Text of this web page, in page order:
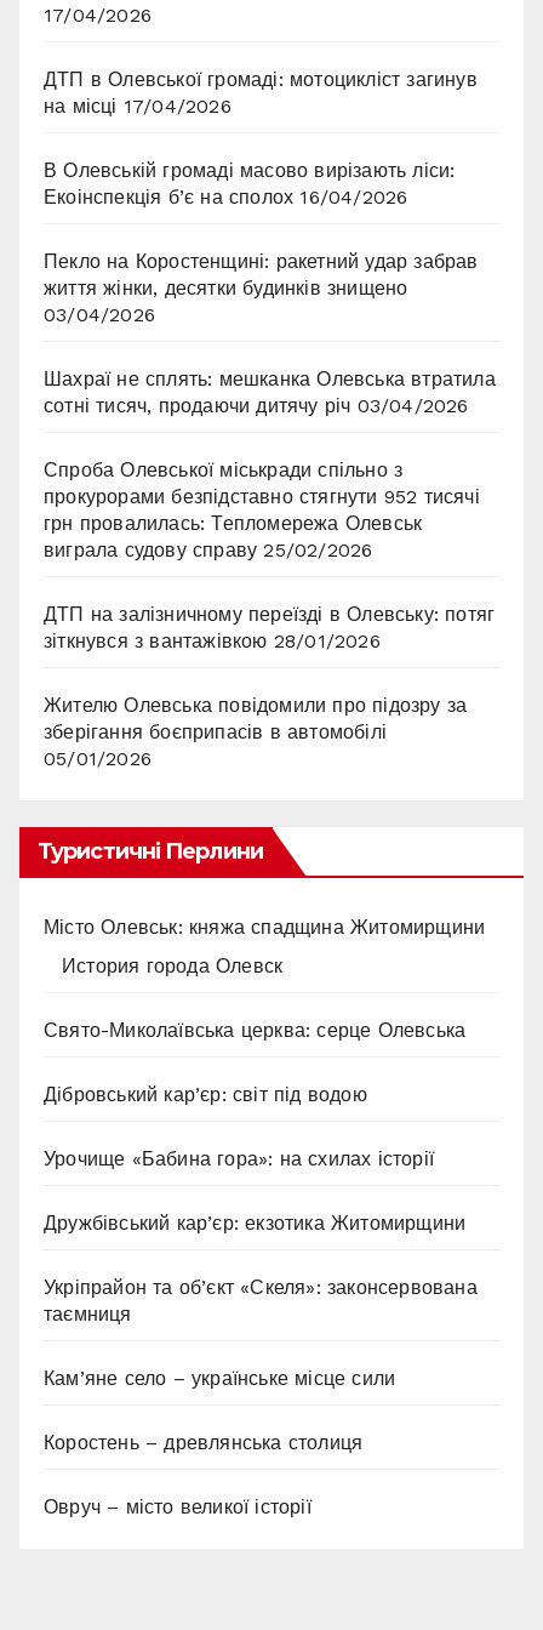
17/04/2026
ДТП в Олевської громаді: мотоцикліст загинув
на місці 17/04/2026
В Олевській громаді масово вирізають ліси:
Екоінспекція б’є на сполох 16/04/2026
Пекло на Коростенщині: ракетний удар забрав
життя жінки, десятки будинків знищено
03/04/2026
Шахраї не сплять: мешканка Олевська втратила
сотні тисяч, продаючи дитячу річ 03/04/2026
Спроба Олевської міськради спільно з
прокурорами безпідставно стягнути 952 тисячі
грн провалилась: Тепломережа Олевськ
виграла судову справу 25/02/2026
ДТП на залізничному переїзді в Олевську: потяг
зіткнувся з вантажівкою 28/01/2026
Жителю Олевська повідомили про підозру за
зберігання боєприпасів в автомобілі
05/01/2026
Туристичні Перлини
Місто Олевськ: княжа спадщина Житомирщини
История города Олевск
Свято-Миколаївська церква: серце Олевська
Дібровський кар’єр: світ під водою
Урочище «Бабина гора»: на схилах історії
Дружбівський кар’єр: екзотика Житомирщини
Укріпрайон та об’єкт «Скеля»: законсервована
таємниця
Кам’яне село – українське місце сили
Коростень – древлянська столиця
Овруч – місто великої історії